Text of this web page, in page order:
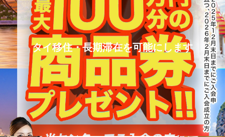
タイ移住・長期滞在を可能にします